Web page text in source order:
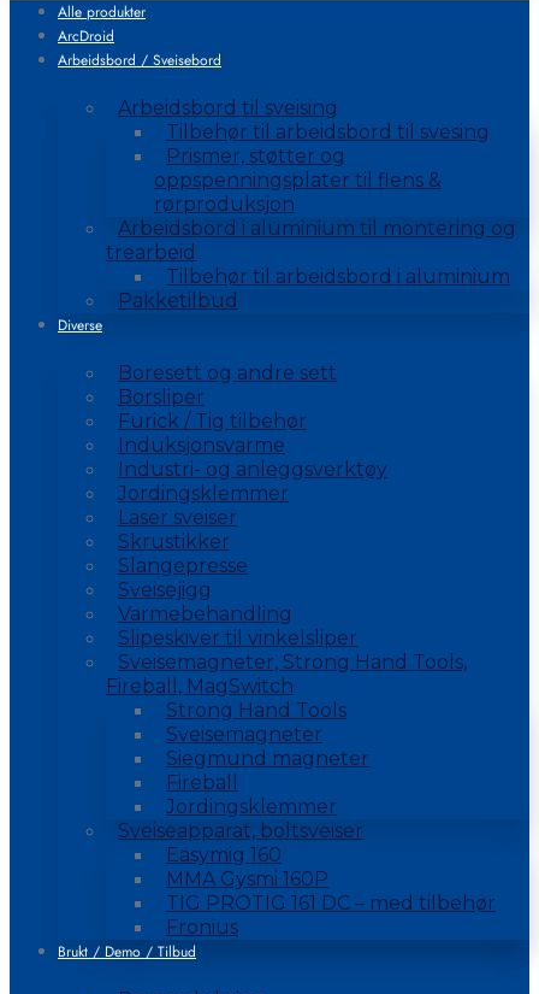
Alle produkter
ArcDroid
Arbeidsbord / Sveisebord
Arbeidsbord til sveising
Tilbehør til arbeidsbord til svesing
Prismer, støtter og
oppspenningsplater til flens &
rørproduksjon
Arbeidsbord i aluminium til montering og
trearbeid
Tilbehør til arbeidsbord i aluminium
Pakketilbud
Diverse
Boresett og andre sett
Borsliper
Furick / Tig tilbehør
Induksjonsvarme
Industri- og anleggsverktøy
Jordingsklemmer
Laser sveiser
Skrustikker
Slangepresse
Sveisejigg
Varmebehandling
Slipeskiver til vinkelsliper
Sveisemagneter, Strong Hand Tools,
Fireball, MagSwitch
Strong Hand Tools
Sveisemagneter
Siegmund magneter
Fireball
Jordingsklemmer
Sveiseapparat, boltsveiser
Easymig 160
MMA Gysmi 160P
TIG PROTIG 161 DC – med tilbehør
Fronius
Brukt / Demo / Tilbud